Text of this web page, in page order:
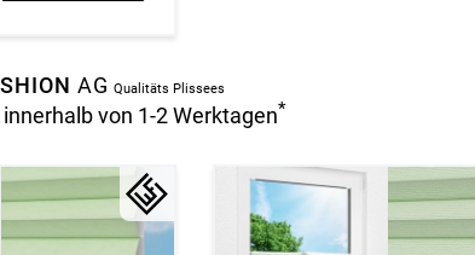
AG Qualitäts Plissees
von 1-2 Werktagen*